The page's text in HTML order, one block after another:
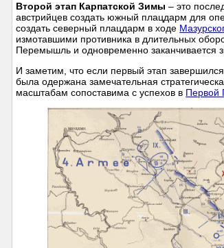
Второй этап Карпатской Зимы – это
австрийцев создать южный плацдарм для
создать северный плацдарм в ходе
измотавшими противника в длительных
Перемышль и одновременно заканчивается
И заметим, что если первый этап
была одержана замечательная
масштабам сопоставима с успехов в Первой